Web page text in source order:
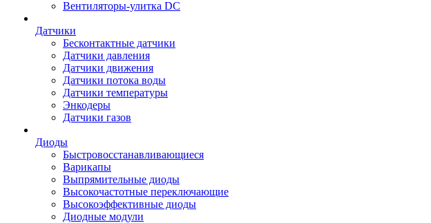
Вентиляторы-улитка DC
Датчики
Бесконтактные датчики
Датчики давления
Датчики движения
Датчики потока воды
Датчики температуры
Энкодеры
Датчики газов
Диоды
Быстровосстанавливающиеся
Варикапы
Выпрямительные диоды
Высокочастотные переключающие
Высокоэффективные диоды
Диодные модули